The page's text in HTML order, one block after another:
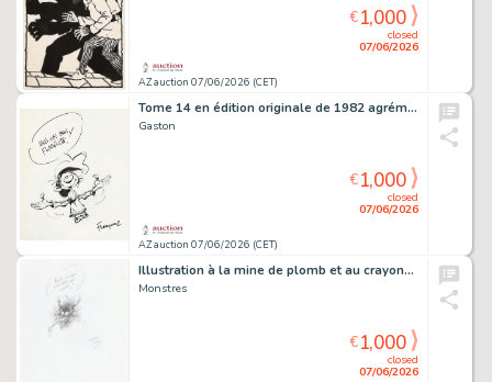
AZ auction 07/06/2026 (CET)
closed
07/06/2026
€1,000
Tome 14 en édition originale de 1982 agrémenté…
Gaston
AZ auction 07/06/2026 (CET)
closed
07/06/2026
€1,000
Illustration à la mine de plomb et au crayon…
Monstres
closed
07/06/2026
€1,000